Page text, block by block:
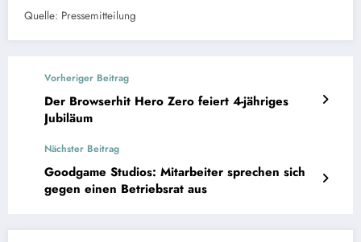
Quelle: Pressemitteilung
Vorheriger Beitrag
Der Browserhit Hero Zero feiert 4-jähriges
Jubiläum
Nächster Beitrag
Goodgame Studios: Mitarbeiter sprechen sich
gegen einen Betriebsrat aus